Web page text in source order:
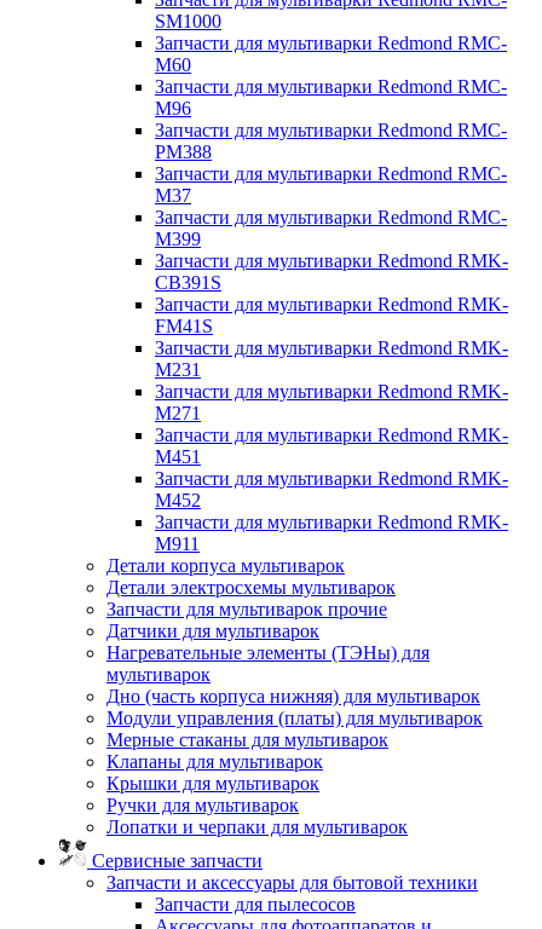
SM1000
Запчасти для мультиварки Redmond RMC-
M60
Запчасти для мультиварки Redmond RMC-
M96
Запчасти для мультиварки Redmond RMC-
PM388
Запчасти для мультиварки Redmond RMC-
M37
Запчасти для мультиварки Redmond RMC-
M399
Запчасти для мультиварки Redmond RMK-
CB391S
Запчасти для мультиварки Redmond RMK-
FM41S
Запчасти для мультиварки Redmond RMK-
M231
Запчасти для мультиварки Redmond RMK-
M271
Запчасти для мультиварки Redmond RMK-
M451
Запчасти для мультиварки Redmond RMK-
M452
Запчасти для мультиварки Redmond RMK-
M911
Детали корпуса мультиварок
Детали электросхемы мультиварок
Запчасти для мультиварок прочие
Датчики для мультиварок
Нагревательные элементы (ТЭНы) для
мультиварок
Дно (часть корпуса нижняя) для мультиварок
Модули управления (платы) для мультиварок
Мерные стаканы для мультиварок
Клапаны для мультиварок
Крышки для мультиварок
Ручки для мультиварок
Лопатки и черпаки для мультиварок
Сервисные запчасти
Запчасти и аксессуары для бытовой техники
Запчасти для пылесосов